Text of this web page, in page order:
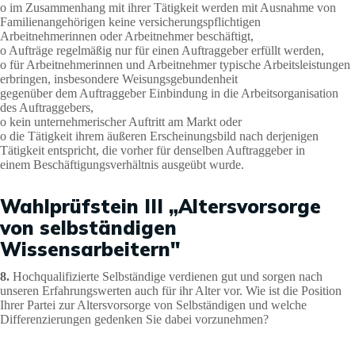
o im Zusammenhang mit ihrer Tätigkeit werden mit Ausnahme von
Familienangehörigen keine versicherungspflichtigen
Arbeitnehmerinnen oder Arbeitnehmer beschäftigt,
o Aufträge regelmäßig nur für einen Auftraggeber erfüllt werden,
o für Arbeitnehmerinnen und Arbeitnehmer typische Arbeitsleistungen
erbringen, insbesondere Weisungsgebundenheit
gegenüber dem Auftraggeber Einbindung in die Arbeitsorganisation
des Auftraggebers,
o kein unternehmerischer Auftritt am Markt oder
o die Tätigkeit ihrem äußeren Erscheinungsbild nach derjenigen
Tätigkeit entspricht, die vorher für denselben Auftraggeber in
einem Beschäftigungsverhältnis ausgeübt wurde.
Wahlprüfstein III „Altersvorsorge
von selbständigen
Wissensarbeitern"
8. Hochqualifizierte Selbständige verdienen gut und sorgen nach
unseren Erfahrungswerten auch für ihr Alter vor. Wie ist die Position
Ihrer Partei zur Altersvorsorge von Selbständigen und welche
Differenzierungen gedenken Sie dabei vorzunehmen?